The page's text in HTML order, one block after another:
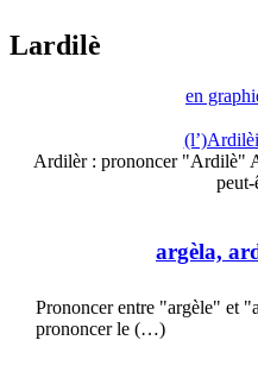
Lardilè
en
Ardilèr : prononcer "Ardilè"
argèla,
Prononcer entre "argèle" et
prononcer le (…)